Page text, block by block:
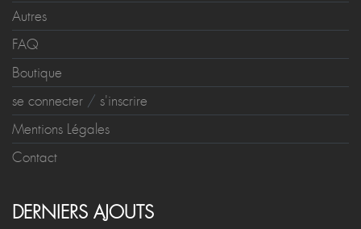
Autres
FAQ
Boutique
se connecter / s'inscrire
Mentions Légales
Contact
DERNIERS AJOUTS